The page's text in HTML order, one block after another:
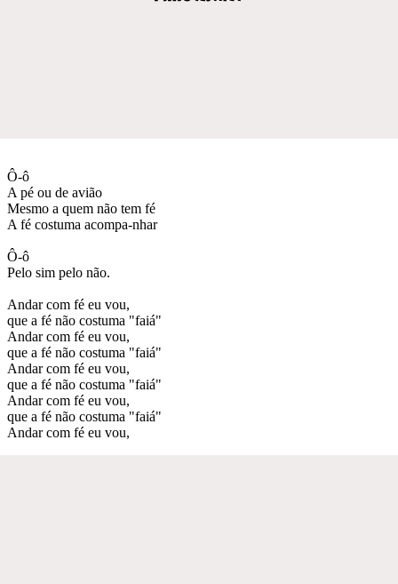
Ô-ô
A pé ou de avião
Mesmo a quem não tem fé
A fé costuma acompa-nhar
Ô-ô
Pelo sim pelo não.
Andar com fé eu vou,
que a fé não costuma "faiá"
Andar com fé eu vou,
que a fé não costuma "faiá"
Andar com fé eu vou,
que a fé não costuma "faiá"
Andar com fé eu vou,
que a fé não costuma "faiá"
Andar com fé eu vou,